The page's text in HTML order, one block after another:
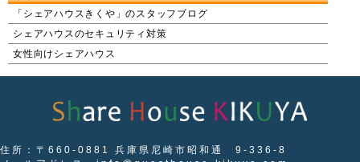
「シェアハウスきくや」のスタッフブログ
シェアハウスのセキュリティ対策
女性向けシェアハウス
住所：〒660-0881 兵庫県尼崎市昭和通 9-336-8